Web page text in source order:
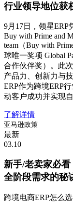
行业领导地位获
9月17日，领星
Buy with Prime and
team（Buy with
球唯一奖项 Global
合作伙伴奖）。此
产品力、创新力与
ERP作为跨境ERP
动客户成功并实现
了解详情
亚马逊政策
最新
03.10
新手/老卖家必
全阶段需求的秘
跨境电商ERP怎么